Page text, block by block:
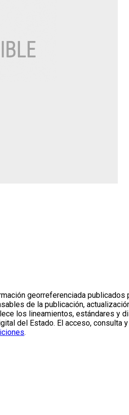
georreferenciada
de la publicación,
los lineamientos, estándares y
del Estado. El acceso,
.